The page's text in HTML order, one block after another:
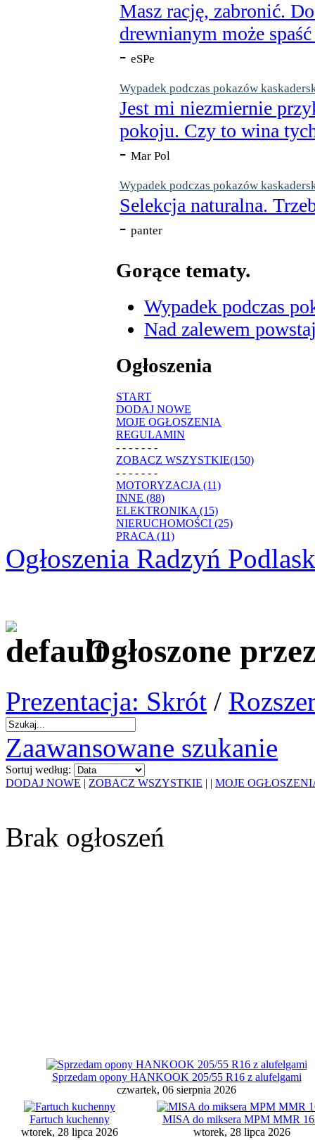
Masz rację, zabronić.
drewnianym może
- eSPe
Wypadek podczas pokazów
Jest mi niezmiernie
pokoju. Czy to wina
- Mar Pol
Wypadek podczas pokazów
Selekcja naturalna.
- panter
Gorące tematy.
Wypadek podczas
Nad zalewem
Ogłoszenia
START
DODAJ NOWE
MOJE OGŁOSZENIA
REGULAMIN
- - - - - - -
ZOBACZ WSZYSTKIE(150)
- - - - - - -
MOTORYZACJA (11)
INNE (88)
ELEKTRONIKA (15)
NIERUCHOMOŚCI (25)
PRACA (11)
Ogłoszenia Radzyń
Ogłoszone
Prezentacja: Skrót /
Zaawansowane szukanie
Sortuj według:
DODAJ NOWE | ZOBACZ WSZYSTKIE | | MOJE
Brak ogłoszeń
Sprzedam opony HANKOOK 205/55 R16 z alufelgami
czwartek, 06 sierpnia 2026
Fartuch kuchenny
wtorek, 28 lipca 2026
MISA do miksera MPM MMR
wtorek, 28 lipca 2026